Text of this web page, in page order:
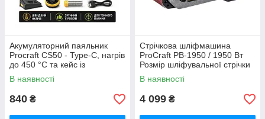
Акумуляторний паяльник
Procraft CS50 - Туре-C, нагрів
до 450 °С та кейс із
приладдям Німеччина
В наявності
840 ₴
Стрічкова шліфмашина
ProCraft PB-1950 / 1950 Вт
Розмір шліфувальної стрічки
100*610 мм Німеччина
В наявності
4 099 ₴